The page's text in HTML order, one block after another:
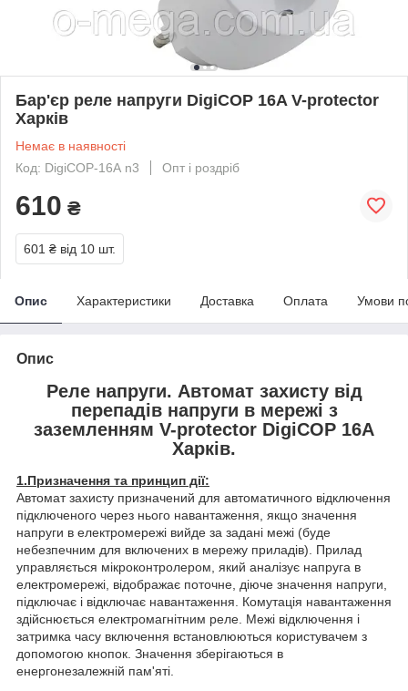
Бар'єр реле напруги DigiCOP 16A V-protector
Харків
Немає в наявності
Код: DigiCOP-16А n3
Опт і роздріб
610 ₴
601 ₴ від 10 шт.
Опис Характеристики Доставка Оплата Умови
Опис
Реле напруги. Автомат захисту від
перепадів напруги в мережі з
заземленням V-protector DigiCOP 16А
Харків.
1.Призначення та принцип дії:
Автомат захисту призначений для автоматичного відключення
підключеного через нього навантаження, якщо значення
напруги в електромережі вийде за задані межі (буде
небезпечним для включених в мережу приладів). Прилад
управляється мікроконтролером, який аналізує напруга в
електромережі, відображає поточне, діюче значення напруги,
підключає і відключає навантаження. Комутація навантаження
здійснюється електромагнітним реле. Межі відключення і
затримка часу включення встановлюються користувачем з
допомогою кнопок. Значення зберігаються в
енергонезалежній пам'яті.